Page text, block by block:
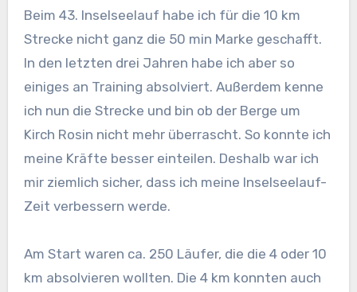
Beim 43. Inselseelauf habe ich für die 10 km
Strecke nicht ganz die 50 min Marke geschafft.
In den letzten drei Jahren habe ich aber so
einiges an Training absolviert. Außerdem kenne
ich nun die Strecke und bin ob der Berge um
Kirch Rosin nicht mehr überrascht. So konnte ich
meine Kräfte besser einteilen. Deshalb war ich
mir ziemlich sicher, dass ich meine Inselseelauf-
Zeit verbessern werde.
Am Start waren ca. 250 Läufer, die die 4 oder 10
km absolvieren wollten. Die 4 km konnten auch